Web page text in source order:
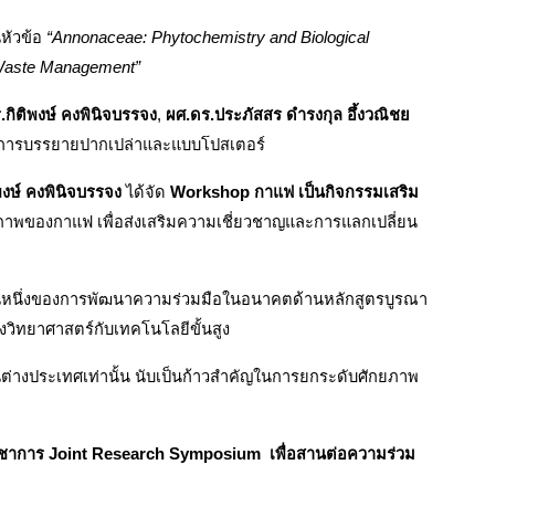
วข้อ “Annonaceae: Phytochemistry and Biological
Management”
กิติพงษ์ คงพินิจบรรจง, ผศ.ดร.ประภัสสร ดำรงกุล อึ้งวณิชย
บรรยายปากเปล่าและแบบโปสเตอร์
ษ์ คงพินิจบรรจง ได้จัด
ของกาแฟ เพื่อส่งเสริมความเชี่ยวชาญและการแลกเปลี่ยน
หนึ่งของการพัฒนาความร่วมมือในอนาคตด้านหลักสูตรบูรณา
วิทยาศาสตร์กับเทคโนโลยีขั้นสูง
ประเทศเท่านั้น นับเป็นก้าวสำคัญในการยกระดับศักยภาพ
การ Joint Research Symposium  เพื่อสานต่อความร่วม